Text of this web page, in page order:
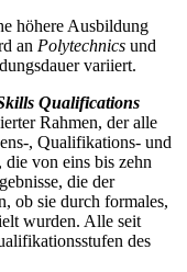
höhere Ausbildung
an Polytechnics und
variiert.
Qualifications
Rahmen, der alle
, Qualifikations- und
von eins bis zehn
die der
ob sie durch formales,
wurden. Alle seit
des